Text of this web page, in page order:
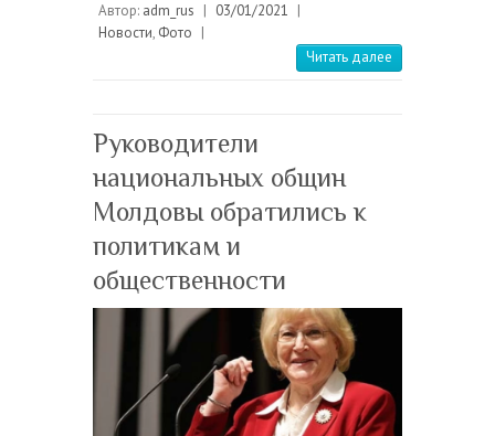
Автор: adm_rus | 03/01/2021 |
Новости, Фото |
Читать далее
Руководители
национальных общин
Молдовы обратились к
политикам и
общественности